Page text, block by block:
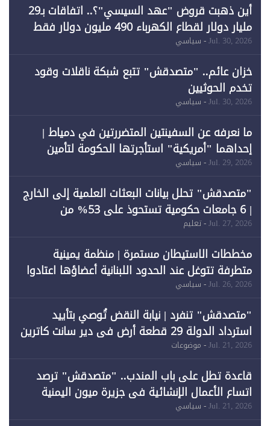
أين ذهبت قروض "عهد السيسي"؟.. اتفاقات بـ29
مليار دولار لقطاع الكهرباء 490 مليون دولار فقط
لـ"الطاقة المتجددة" (1)
Jul. 30, 2026- سياسي
خزان عائم.. "متصدقش" تتبع شبكة ناقلات وقود
تخدم الحوثيين
Jul. 30, 2026- سياسي
ما نعرفه عن السفينتين المتضررتين في دمياط |
إحداهما "أمريكية" استأجرتها الحكومة لتأمين
احتياجات الطاقة
Jul. 29, 2026- سياسي
"متصدقش" تحلل بيانات البعثات العلمية إلى الخارج
| 6 جامعات حكومية تستحوذ على 53% من
Jul. 27, 2026- تعليم
مخططات الاستيطان مستمرة | منظمة يمينية
متطرفة تتوغل عند الحدود اللبنانية أعضاؤها اعتادوا
خرق الحدود
Jul. 26, 2026- سياسي
"متصدقش" تنفرد | نيابة النقض تُوصي بتأييد
استرداد الدولة 29 قطعة أرض في دير سانت كاترين
وقبول طعن الحكومة جزئيًا (1)
Jul. 21, 2026- موضوعات
قاعدة تطل على باب المندب.. "متصدقش" ترصد
اتساع الأعمال الإنشائية في جزيرة ميون اليمنية
Jul. 21, 2026- سياسي